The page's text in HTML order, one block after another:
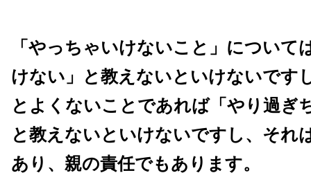
「やっちゃいけないこと」について
けない」と教えないといけないです
とよくないことであれば「やり過ぎ
と教えないといけないですし、それ
あり、親の責任でもあります。